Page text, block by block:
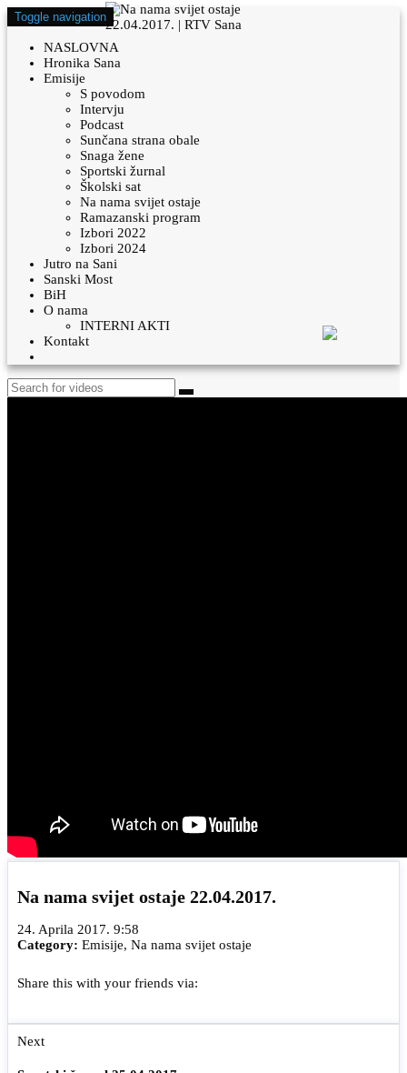
Toggle navigation
NASLOVNA
Hronika Sana
Emisije
S povodom
Intervju
Podcast
Sunčana strana obale
Snaga žene
Sportski žurnal
Školski sat
Na nama svijet ostaje
Ramazanski program
Izbori 2022
Izbori 2024
Jutro na Sani
Sanski Most
BiH
O nama
INTERNI AKTI
Kontakt
Na nama svijet ostaje 22.04.2017.
24. Aprila 2017. 9:58
Category: Emisije, Na nama svijet ostaje
Share this with your friends via:
Next